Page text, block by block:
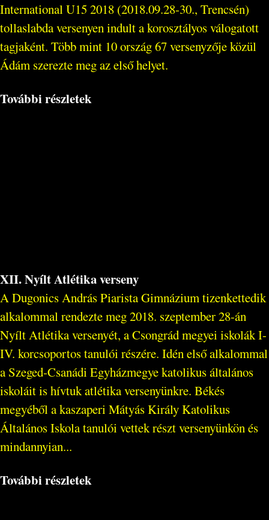
International U15 2018 (2018.09.28-30., Trencsén)
tollaslabda versenyen indult a korosztályos válogatott
tagjaként. Több mint 10 ország 67 versenyzője közül
Ádám szerezte meg az első helyet.
További részletek
XII. Nyílt Atlétika verseny
A Dugonics András Piarista Gimnázium tizenkettedik
alkalommal rendezte meg 2018. szeptember 28-án
Nyílt Atlétika versenyét, a Csongrád megyei iskolák I-
IV. korcsoportos tanulói részére. Idén első alkalommal
a Szeged-Csanádi Egyházmegye katolikus általános
iskoláit is hívtuk atlétika versenyünkre. Békés
megyéből a kaszaperi Mátyás Király Katolikus
Általános Iskola tanulói vettek részt versenyünkön és
mindannyian...
További részletek